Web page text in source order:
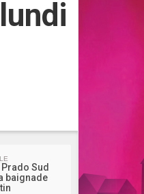
Sud
baignade